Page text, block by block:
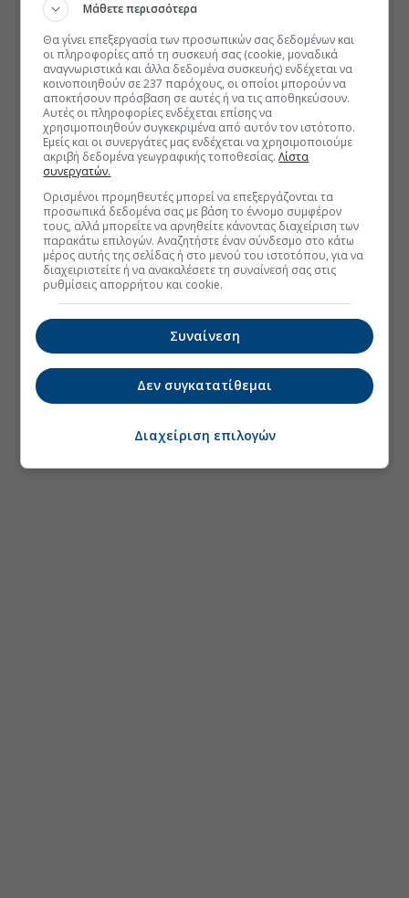
Μάθετε περισσότερα
Θα γίνει επεξεργασία των προσωπικών σας δεδομένων και
οι πληροφορίες από τη συσκευή σας (cookie, μοναδικά
αναγνωριστικά και άλλα δεδομένα συσκευής) ενδέχεται να
κοινοποιηθούν σε 237 παρόχους, οι οποίοι μπορούν να
αποκτήσουν πρόσβαση σε αυτές ή να τις αποθηκεύσουν.
Αυτές οι πληροφορίες ενδέχεται επίσης να
χρησιμοποιηθούν συγκεκριμένα από αυτόν τον ιστότοπο.
Εμείς και οι συνεργάτες μας ενδέχεται να χρησιμοποιούμε
ακριβή δεδομένα γεωγραφικής τοποθεσίας.Λίστα
συνεργατών.
Ορισμένοι προμηθευτές μπορεί να επεξεργάζονται τα
προσωπικά δεδομένα σας με βάση το έννομο συμφέρον
τους, αλλά μπορείτε να αρνηθείτε κάνοντας διαχείριση των
παρακάτω επιλογών. Αναζητήστε έναν σύνδεσμο στο κάτω
μέρος αυτής της σελίδας ή στο μενού του ιστοτόπου, για να
διαχειριστείτε ή να ανακαλέσετε τη συναίνεσή σας στις
ρυθμίσεις απορρήτου και cookie.
Συναίνεση
Δεν συγκατατίθεμαι
Διαχείριση επιλογών